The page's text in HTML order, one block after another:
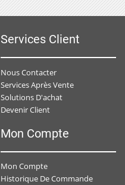
Services Client
Nous Contacter
Services Après Vente
Solutions D'achat
Devenir Client
Mon Compte
Mon Compte
Historique De Commande